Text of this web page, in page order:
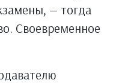
— тогда
Своевременное